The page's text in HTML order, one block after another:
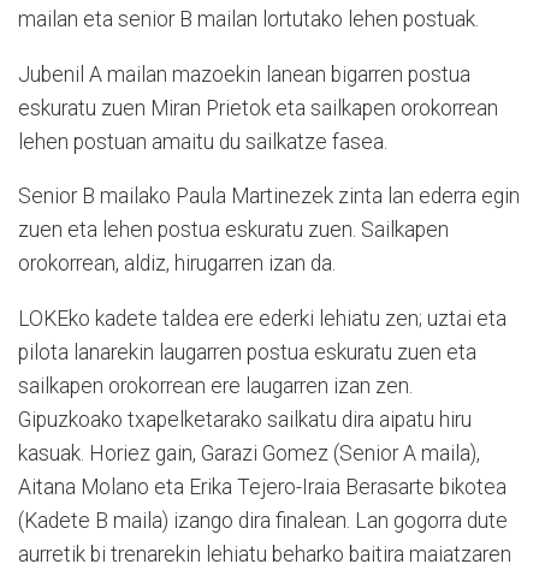
mailan eta senior B mailan lortutako lehen postuak.
Jubenil A mailan mazoekin lanean bigarren postua
eskuratu zuen Miran Prietok eta sailkapen orokorrean
lehen postuan amaitu du sailkatze fasea.
Senior B mailako Paula Martinezek zinta lan ederra egin
zuen eta lehen postua eskuratu zuen. Sailkapen
orokorrean, aldiz, hirugarren izan da.
LOKEko kadete taldea ere ederki lehiatu zen; uztai eta
pilota lanarekin laugarren postua eskuratu zuen eta
sailkapen orokorrean ere laugarren izan zen.
Gipuzkoako txapelketarako sailkatu dira aipatu hiru
kasuak. Horiez gain, Garazi Gomez (Senior A maila),
Aitana Molano eta Erika Tejero-Iraia Berasarte bikotea
(Kadete B maila) izango dira finalean. Lan gogorra dute
aurretik bi trenarekin lehiatu beharko baitira maiatzaren